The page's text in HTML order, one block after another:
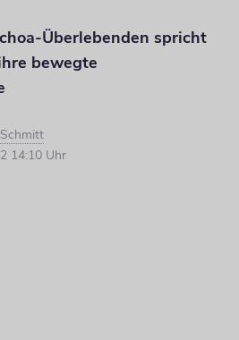
Überlebenden spricht
bewegte
14:10 Uhr